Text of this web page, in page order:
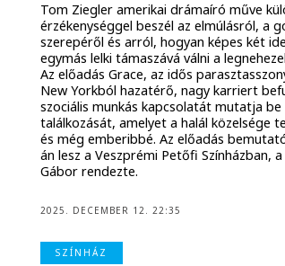
Tom Ziegler amerikai drámaíró műve
érzékenységgel beszél az elmúlásról, a
szerepéről és arról, hogyan képes két
egymás lelki támaszává válni a
Az előadás Grace, az idős
New Yorkból hazatérő, nagy karriert
szociális munkás kapcsolatát mutatja
találkozását, amelyet a halál közelsége
és még emberibbé. Az előadás
án lesz a Veszprémi Petőfi Színházban,
Gábor rendezte.
2025. DECEMBER 12. 22:35
SZÍNHÁZ